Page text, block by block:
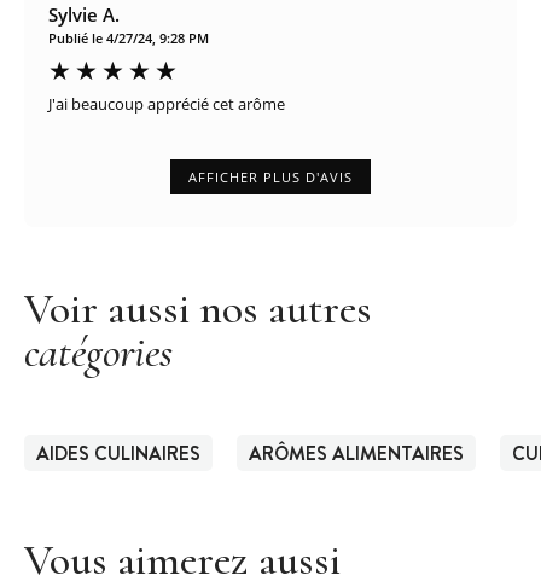
Sylvie A.
Publié le 4/27/24, 9:28 PM
J'ai beaucoup apprécié cet arôme
AFFICHER PLUS D'AVIS
Voir aussi nos autres
catégories
AIDES CULINAIRES ARÔMES ALIMENTAIRES
Vous aimerez aussi